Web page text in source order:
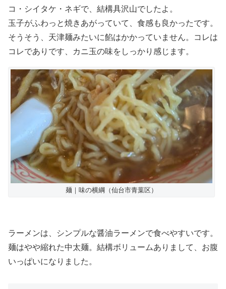
コ・シイタケ・ネギで、結構具沢山でしたよ。
玉子がふわっと焼きあがっていて、食感も良かったです。
そうそう、天津麺みたいに餡はかかっていません。コレは
コレでありです、カニ玉の味をしっかり感じます。
麺｜味の横綱（仙台市青葉区）
ラーメンは、シンプルな醤油ラーメンで食べやすいです。
麺はやや縮れた中太麺。結構ボリュームありまして、お腹
いっぱいになりました。